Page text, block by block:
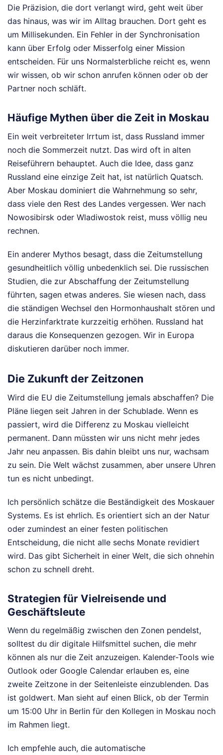
Die Präzision, die dort verlangt wird, geht weit über
das hinaus, was wir im Alltag brauchen. Dort geht es
um Millisekunden. Ein Fehler in der Synchronisation
kann über Erfolg oder Misserfolg einer Mission
entscheiden. Für uns Normalsterbliche reicht es, wenn
wir wissen, ob wir schon anrufen können oder ob der
Partner noch schläft.
Häufige Mythen über die Zeit in Moskau
Ein weit verbreiteter Irrtum ist, dass Russland immer
noch die Sommerzeit nutzt. Das wird oft in alten
Reiseführern behauptet. Auch die Idee, dass ganz
Russland eine einzige Zeit hat, ist natürlich Quatsch.
Aber Moskau dominiert die Wahrnehmung so sehr,
dass viele den Rest des Landes vergessen. Wer nach
Nowosibirsk oder Wladiwostok reist, muss völlig neu
rechnen.
Ein anderer Mythos besagt, dass die Zeitumstellung
gesundheitlich völlig unbedenklich sei. Die russischen
Studien, die zur Abschaffung der Zeitumstellung
führten, sagen etwas anderes. Sie wiesen nach, dass
die ständigen Wechsel den Hormonhaushalt stören und
die Herzinfarktrate kurzzeitig erhöhen. Russland hat
daraus die Konsequenzen gezogen. Wir in Europa
diskutieren darüber noch immer.
Die Zukunft der Zeitzonen
Wird die EU die Zeitumstellung jemals abschaffen? Die
Pläne liegen seit Jahren in der Schublade. Wenn es
passiert, wird die Differenz zu Moskau vielleicht
permanent. Dann müssten wir uns nicht mehr jedes
Jahr neu anpassen. Bis dahin bleibt uns nur, wachsam
zu sein. Die Welt wächst zusammen, aber unsere Uhren
tun es nicht unbedingt.
Ich persönlich schätze die Beständigkeit des Moskauer
Systems. Es ist ehrlich. Es orientiert sich an der Natur
oder zumindest an einer festen politischen
Entscheidung, die nicht alle sechs Monate revidiert
wird. Das gibt Sicherheit in einer Welt, die sich ohnehin
schon zu schnell dreht.
Strategien für Vielreisende und
Geschäftsleute
Wenn du regelmäßig zwischen den Zonen pendelst,
solltest du dir digitale Hilfsmittel suchen, die mehr
können als nur die Zeit anzuzeigen. Kalender-Tools wie
Outlook oder Google Calendar erlauben es, eine
zweite Zeitzone in der Seitenleiste einzublenden. Das
ist goldwert. Man sieht auf einen Blick, ob der Termin
um 15:00 Uhr in Berlin für den Kollegen in Moskau noch
im Rahmen liegt.
Ich empfehle auch, die automatische